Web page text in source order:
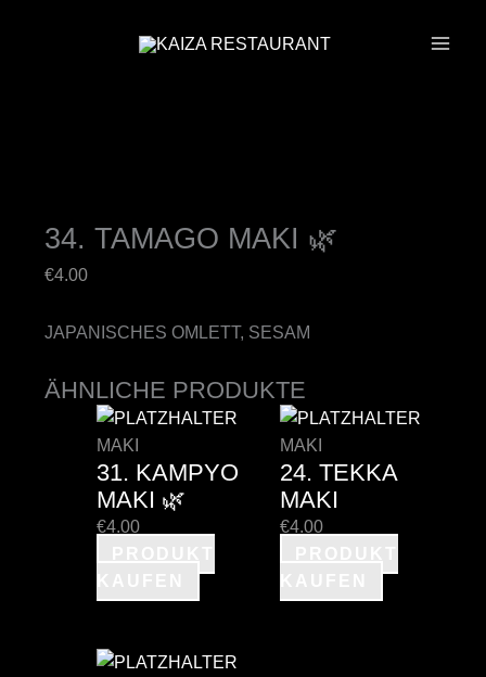
34. TAMAGO MAKI 🌿
€4.00
JAPANISCHES OMLETT, SESAM
ÄHNLICHE PRODUKTE
MAKI
31. KAMPYO
MAKI 🌿
€4.00
MAKI
24. TEKKA
MAKI
€4.00